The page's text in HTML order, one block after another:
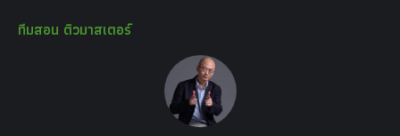
opensopensopensopens
window
ทีมสอน ติวมาสเตอร์